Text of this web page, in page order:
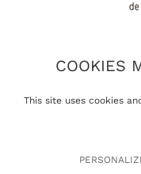
COOKIES
This site uses cookies